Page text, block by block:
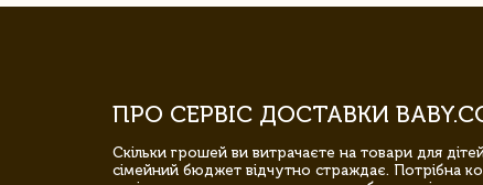
ПРО СЕРВІС ДОСТАВКИ
Скільки грошей ви витрачаєте на товари для
сімейний бюджет відчутно страждає. Потрібна